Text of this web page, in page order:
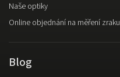
Naše optiky
Online objednání na měření zraku
Blog